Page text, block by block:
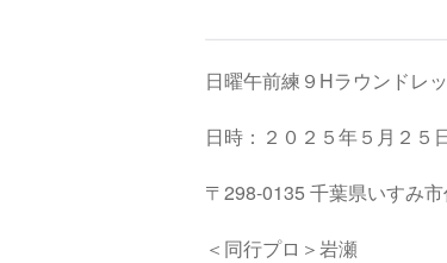
日曜午前練９Hラウンドレ
日時：２０２５年５月２５
〒298-0135 千葉県いすみ
＜同行プロ＞岩瀬